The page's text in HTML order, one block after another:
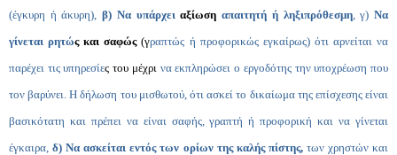
(έγκυρη ή άκυρη),β) Να υπάρχειαξίωση απαιτητή ή ληξιπρόθεσμη, γ)Να
γίνεται ρητώς και σαφώς(γραπτώς ή προφορικώς εγκαίρως) ότι αρνείται να
παρέχει τις υπηρεσίες του μέχρινα εκπληρώσει ο εργοδότης την υποχρέωση που
τον βαρύνει. Η δήλωση του μισθωτού, ότι ασκεί το δικαίωμα της επίσχεσης είναι
βασικότατη και πρέπει να είναι σαφής, γραπτή ή προφορική και να γίνεται
έγκαιρα,δ) Να ασκείται εντός των ορίων της καλής πίστης,των χρηστών και